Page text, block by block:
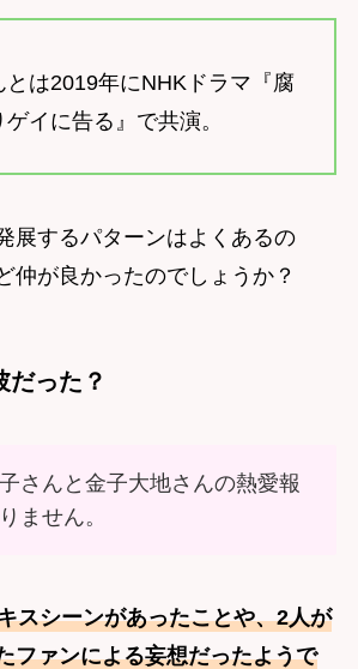
とは2019年にNHKドラマ『腐
イに告る』で共演。
展するパターンはよくあるの
仲が良かったのでしょうか？
だった？
さんと金子大地さんの熱愛報
ません。
スシーンがあったことや、2人が
ファンによる妄想だったようで